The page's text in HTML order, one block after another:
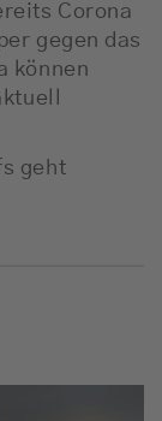
Corona
gegen das
können
geht